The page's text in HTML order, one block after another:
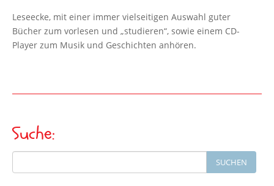
Leseecke, mit einer immer vielseitigen Auswahl guter
Bücher zum vorlesen und „studieren“, sowie einem CD-
Player zum Musik und Geschichten anhören.
Suche:
Search
for:
SUCHEN